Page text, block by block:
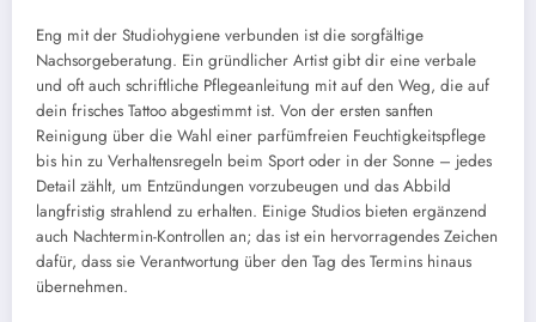
Eng mit der Studiohygiene verbunden ist die sorgfältige
Nachsorgeberatung. Ein gründlicher Artist gibt dir eine verbale
und oft auch schriftliche Pflegeanleitung mit auf den Weg, die auf
dein frisches Tattoo abgestimmt ist. Von der ersten sanften
Reinigung über die Wahl einer parfümfreien Feuchtigkeitspflege
bis hin zu Verhaltensregeln beim Sport oder in der Sonne – jedes
Detail zählt, um Entzündungen vorzubeugen und das Abbild
langfristig strahlend zu erhalten. Einige Studios bieten ergänzend
auch Nachtermin-Kontrollen an; das ist ein hervorragendes Zeichen
dafür, dass sie Verantwortung über den Tag des Termins hinaus
übernehmen.